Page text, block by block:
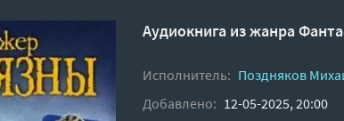
Аудиокнига из жанра
Исполнитель: Поздняков
Добавлено: 12-05-2025, 20:00